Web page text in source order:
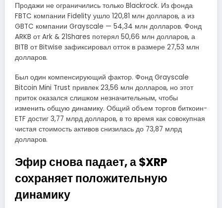
Продажи не ограничились только Blackrock. Из фонда
FBTC компании Fidelity ушло 120,81 млн долларов, а из
GBTC компании Grayscale — 54,34 млн долларов. Фонд
ARKB от Ark & 21Shares потерял 50,66 млн долларов, а
BITB от Bitwise зафиксировал отток в размере 27,53 млн
долларов.
Был один компенсирующий фактор. Фонд Grayscale
Bitcoin Mini Trust привлек 23,56 млн долларов, но этот
приток оказался слишком незначительным, чтобы
изменить общую динамику. Общий объем торгов биткоин-
ETF достиг 3,77 млрд долларов, в то время как совокупная
чистая стоимость активов снизилась до 73,87 млрд
долларов.
Эфир снова падает, а $XRP
сохраняет положительную
динамику